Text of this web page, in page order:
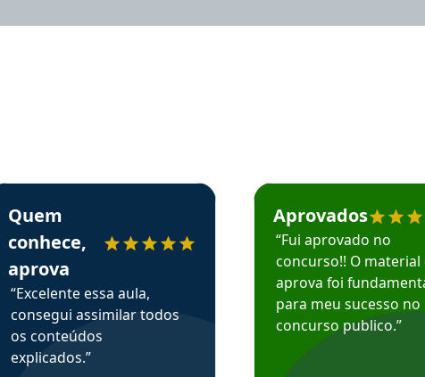
em depoimentoSergio recomenda o Aprova Concursos em depoimento
Quem
conhece,
aprova
“Excelente essa aula,
consegui assimilar todos
os conteúdos
explicados.”
Estudante Mário
Aprovados
“Fui aprovado no
concurso!! O material
aprova foi
para meu sucesso no
concurso publico.”